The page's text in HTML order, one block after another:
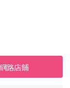
網路店鋪